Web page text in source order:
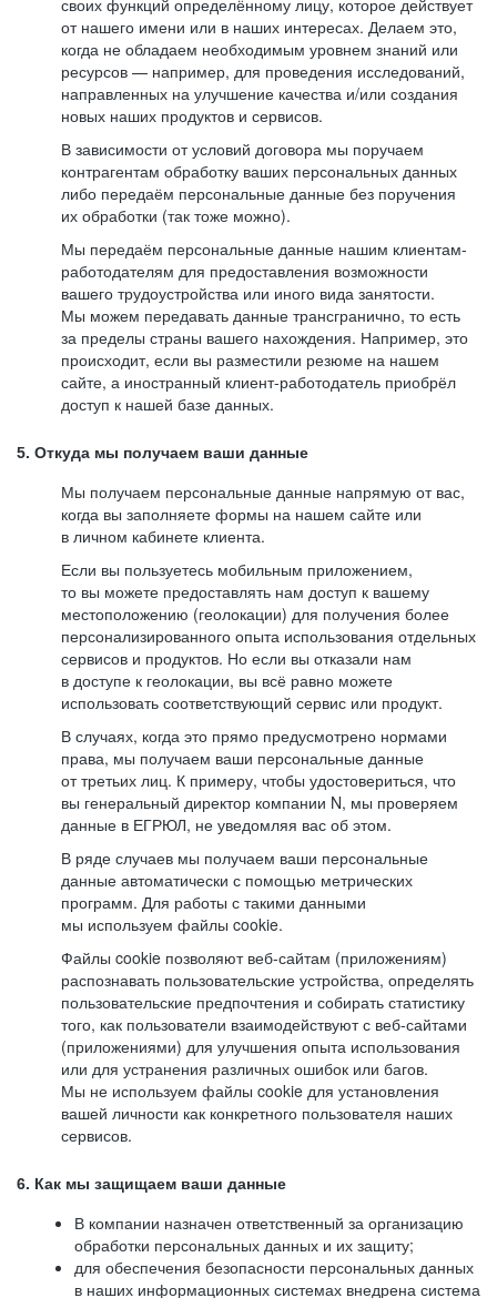
своих функций определённому лицу, которое действует
от нашего имени или в наших интересах. Делаем это,
когда не обладаем необходимым уровнем знаний или
ресурсов — например, для проведения исследований,
направленных на улучшение качества и/или создания
новых наших продуктов и сервисов.
В зависимости от условий договора мы поручаем
контрагентам обработку ваших персональных данных
либо передаём персональные данные без поручения
их обработки (так тоже можно).
Мы передаём персональные данные нашим клиентам-
работодателям для предоставления возможности
вашего трудоустройства или иного вида занятости.
Мы можем передавать данные трансгранично, то есть
за пределы страны вашего нахождения. Например, это
происходит, если вы разместили резюме на нашем
сайте, а иностранный клиент-работодатель приобрёл
доступ к нашей базе данных.
5. Откуда мы получаем ваши данные
Мы получаем персональные данные напрямую от вас,
когда вы заполняете формы на нашем сайте или
в личном кабинете клиента.
Если вы пользуетесь мобильным приложением,
то вы можете предоставлять нам доступ к вашему
местоположению (геолокации) для получения более
персонализированного опыта использования отдельных
сервисов и продуктов. Но если вы отказали нам
в доступе к геолокации, вы всё равно можете
использовать соответствующий сервис или продукт.
В случаях, когда это прямо предусмотрено нормами
права, мы получаем ваши персональные данные
от третьих лиц. К примеру, чтобы удостовериться, что
вы генеральный директор компании N, мы проверяем
данные в ЕГРЮЛ, не уведомляя вас об этом.
В ряде случаев мы получаем ваши персональные
данные автоматически с помощью метрических
программ. Для работы с такими данными
мы используем файлы cookie.
Файлы cookie позволяют веб-сайтам (приложениям)
распознавать пользовательские устройства, определять
пользовательские предпочтения и собирать статистику
того, как пользователи взаимодействуют с веб-сайтами
(приложениями) для улучшения опыта использования
или для устранения различных ошибок или багов.
Мы не используем файлы cookie для установления
вашей личности как конкретного пользователя наших
сервисов.
6. Как мы защищаем ваши данные
В компании назначен ответственный за организацию
обработки персональных данных и их защиту;
для обеспечения безопасности персональных данных
в наших информационных системах внедрена система